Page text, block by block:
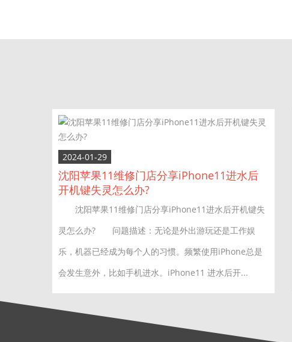
2024-01-29
沈阳苹果11维修门店分享iPhone11进水后
开机键失灵怎么办?
沈阳苹果11维修门店分享iPhone11进水后开机键失
灵怎么办? 问题描述：无论是外出游玩还是工作娱
乐，机器已经成为每个人的习惯。频繁使用iPhone总是
会发生意外，比如手机进水。iPhone11 进水后开...